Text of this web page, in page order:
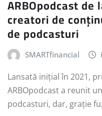
ARBOpodcast de
creatori de
de podcasturi
SMARTfinancial
Lansată inițial în 2021,
ARBOpodcast a reunit
podcasturi, dar, grație